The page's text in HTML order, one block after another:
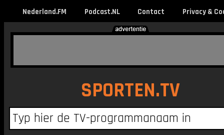
Nederland.FM Podcast.NL Contact Privacy &
SPORTEN.TV